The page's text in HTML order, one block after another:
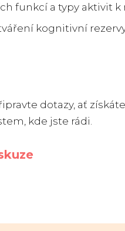
funkcí a typy aktivit
kognitivní
dotazy, ať
kde jste rádi.